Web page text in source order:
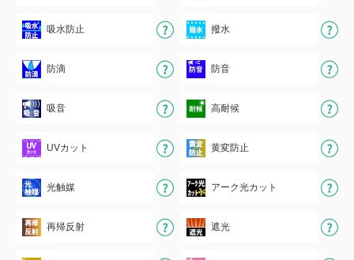
吸水防止 撥水
防滴 防音
吸音 高耐候
UVカット 黄変防止
光触媒 アーク光カット
再帰反射 遮光